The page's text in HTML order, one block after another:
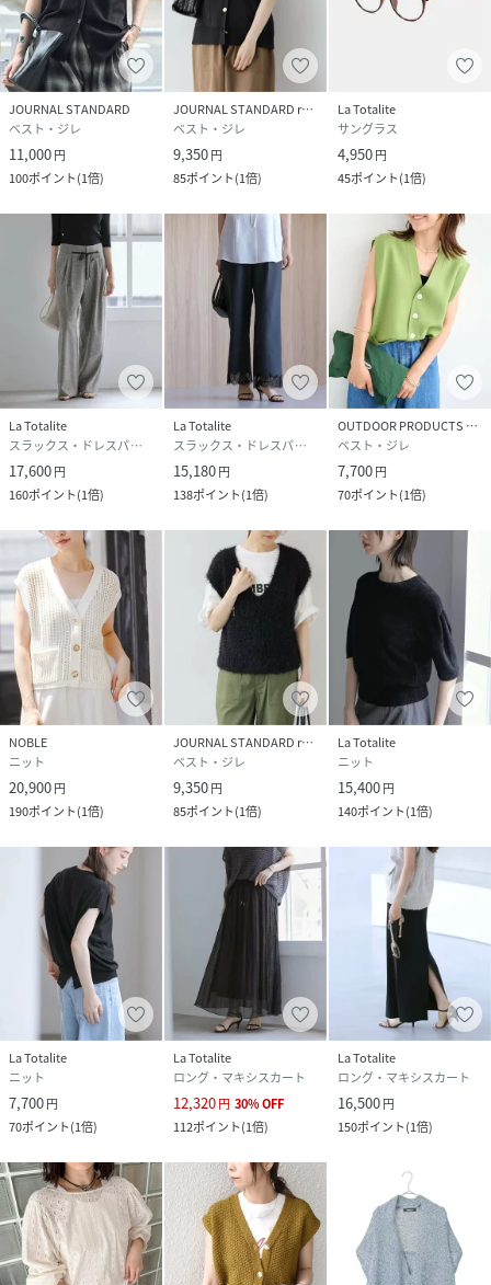
JOURNAL STANDARD
ベスト・ジレ
11,000円
100ポイント(1倍)
JOURNAL STANDARD relume
ベスト・ジレ
9,350円
85ポイント(1倍)
La Totalite
サングラス
4,950円
45ポイント(1倍)
La Totalite
スラックス・ドレスパンツ
17,600円
160ポイント(1倍)
La Totalite
スラックス・ドレスパンツ
15,180円
138ポイント(1倍)
OUTDOOR PRODUCTS Usual Things
ベスト・ジレ
7,700円
70ポイント(1倍)
NOBLE
ニット
20,900円
190ポイント(1倍)
JOURNAL STANDARD relume
ベスト・ジレ
9,350円
85ポイント(1倍)
La Totalite
ニット
15,400円
140ポイント(1倍)
La Totalite
ニット
7,700円
70ポイント(1倍)
La Totalite
ロング・マキシスカート
12,320円 30%OFF
112ポイント(1倍)
La Totalite
ロング・マキシスカート
16,500円
150ポイント(1倍)